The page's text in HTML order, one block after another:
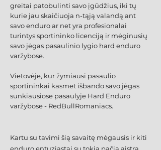
greitai patobulinti savo įgūdžius, iki tų
kurie jau skaičiuoja n-tąją valandą ant
savo enduro ar net yra profesionalai
turintys sportininko licenciją ir mėginusių
savo jėgas pasaulinio lygio hard enduro
varžybose.
Vietovėje, kur žymiausi pasaulio
sportininkai kasmet išbando savo jėgas
sunkiausiose pasaulyje Hard Enduro
varžybose - RedBullRomaniacs.
Kartu su tavimi šią savaitę mėgausis ir kiti